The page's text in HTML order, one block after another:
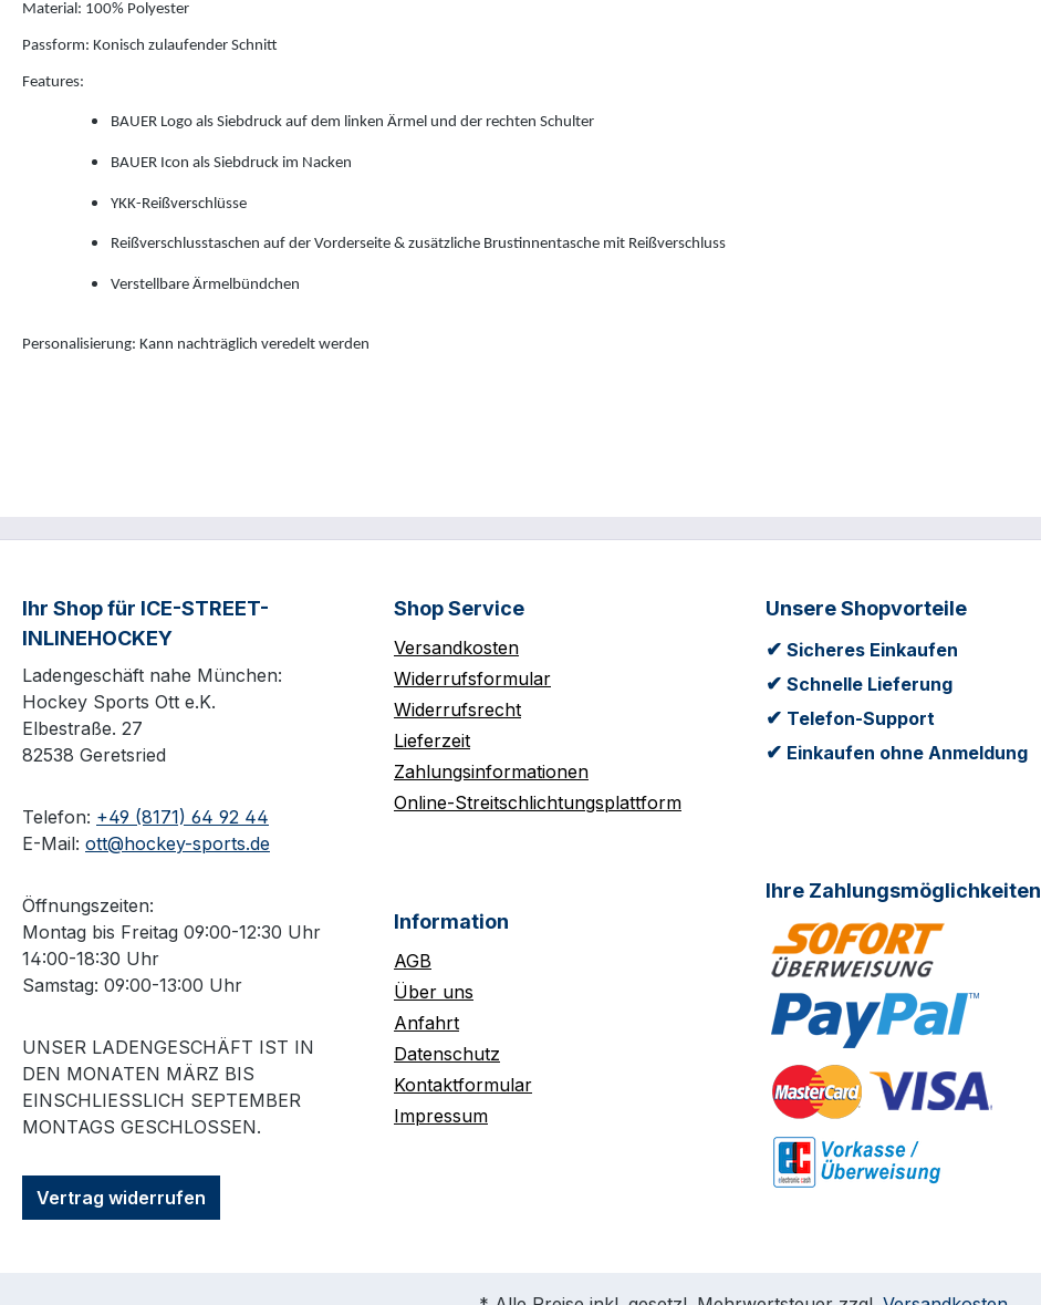
Material: 100% Polyester
Passform: Konisch zulaufender Schnitt
Features:
BAUER Logo als Siebdruck auf dem linken Ärmel und der rechten Schulter
BAUER Icon als Siebdruck im Nacken
YKK-Reißverschlüsse
Reißverschlusstaschen auf der Vorderseite & zusätzliche Brustinnentasche mit Reißverschluss
Verstellbare Ärmelbündchen
Personalisierung: Kann nachträglich veredelt werden
Ihr Shop für ICE-STREET-
INLINEHOCKEY
Ladengeschäft nahe München:
Hockey Sports Ott e.K.
Elbestraße. 27
82538 Geretsried
Telefon: +49 (8171) 64 92 44
E-Mail: ott@hockey-sports.de
Öffnungszeiten:
Montag bis Freitag 09:00-12:30 Uhr
14:00-18:30 Uhr
Samstag: 09:00-13:00 Uhr
UNSER LADENGESCHÄFT IST IN
DEN MONATEN MÄRZ BIS
EINSCHLIESSLICH SEPTEMBER M
ONTAGS GESCHLOSSEN.
Vertrag widerrufen
Shop Service
Versandkosten
Widerrufsformular
Widerrufsrecht
Lieferzeit
Zahlungsinformationen
Online-Streitschlichtungsplattform
Information
AGB
Über uns
Anfahrt
Datenschutz
Kontaktformular
Impressum
Unsere Shopvorteile
✔ Sicheres Einkaufen
✔ Schnelle Lieferung
✔ Telefon-Support
✔ Einkaufen ohne Anmeldung
Ihre Zahlungsmöglichkeiten